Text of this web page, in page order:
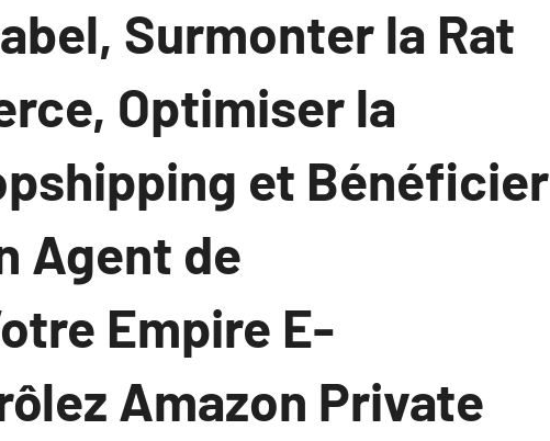
Surmonter la Rat
Optimiser la
et Bénéficier
Agent de
Empire E-
Amazon Private